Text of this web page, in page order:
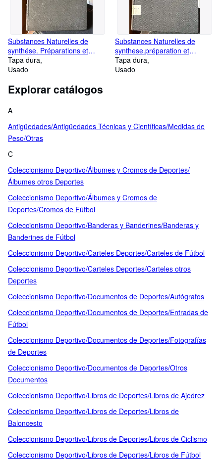
Substances Naturelles de
synthése. Préparations et
méthodes de laboratoire.
Volumen X
Tapa dura
Usado
Substances Naturelles de
synthese.préparation et
méthodes de laboratoire.
Volumen VIIII
Tapa dura
Usado
Explorar catálogos
A
Antigüedades/Antigüedades Técnicas y Científicas/Medidas de
Peso/Otras
C
Coleccionismo Deportivo/Álbumes y Cromos de Deportes/
Álbumes otros Deportes
Coleccionismo Deportivo/Álbumes y Cromos de
Deportes/Cromos de Fútbol
Coleccionismo Deportivo/Banderas y Banderines/Banderas y
Banderines de Fútbol
Coleccionismo Deportivo/Carteles Deportes/Carteles de Fútbol
Coleccionismo Deportivo/Carteles Deportes/Carteles otros
Deportes
Coleccionismo Deportivo/Documentos de Deportes/Autógrafos
Coleccionismo Deportivo/Documentos de Deportes/Entradas de
Fútbol
Coleccionismo Deportivo/Documentos de Deportes/Fotografías
de Deportes
Coleccionismo Deportivo/Documentos de Deportes/Otros
Documentos
Coleccionismo Deportivo/Libros de Deportes/Libros de Ajedrez
Coleccionismo Deportivo/Libros de Deportes/Libros de
Baloncesto
Coleccionismo Deportivo/Libros de Deportes/Libros de Ciclismo
Coleccionismo Deportivo/Libros de Deportes/Libros de Fútbol